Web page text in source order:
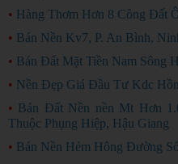
• Hàng Thơm Hơn 8 Công Đất
• Bán Nền Kv7, P. An Bình,
• Bán Đất Mặt Tiền Nam Sông
• Nền Đẹp Giá Đầu Tư Kdc
• Bán Đất Nền nền Mt Hơn
Thuộc Phụng Hiệp, Hậu Giang
• Bán Nền Hẻm Hông Đường